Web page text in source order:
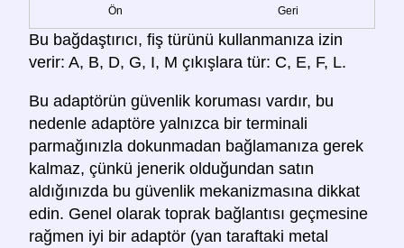
Ön Geri
Bu bağdaştırıcı, fiş türünü kullanmanıza izin
verir: A, B, D, G, I, M çıkışlara tür: C, E, F, L.
Bu adaptörün güvenlik koruması vardır, bu
nedenle adaptöre yalnızca bir terminali
parmağınızla dokunmadan bağlamanıza gerek
kalmaz, çünkü jenerik olduğundan satın
aldığınızda bu güvenlik mekanizmasına dikkat
edin. Genel olarak toprak bağlantısı geçmesine
rağmen iyi bir adaptör (yan taraftaki metal